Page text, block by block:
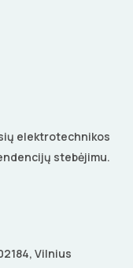
elektrotechnikos
stebėjimu.
Vilnius